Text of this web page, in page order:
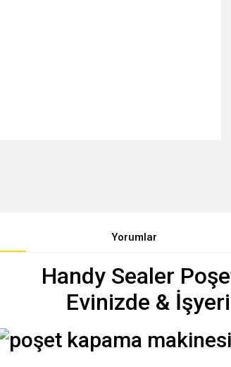
Yorumlar
Handy Sealer
Evinizde &